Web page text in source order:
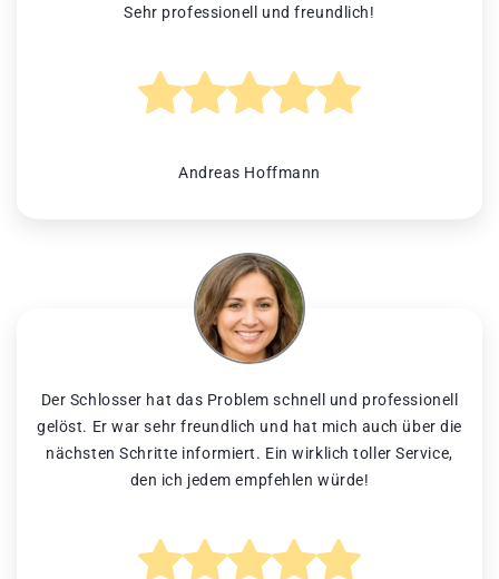
Sehr professionell und freundlich!
Andreas Hoffmann
Der Schlosser hat das Problem schnell und professionell
gelöst. Er war sehr freundlich und hat mich auch über die
nächsten Schritte informiert. Ein wirklich toller Service,
den ich jedem empfehlen würde!